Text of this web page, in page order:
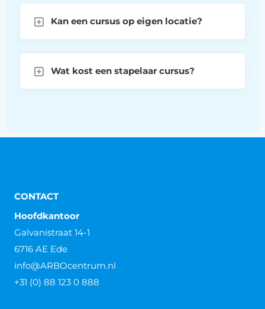
Kan een cursus op eigen locatie?
Wat kost een stapelaar cursus?
CONTACT
Hoofdkantoor
Galvanistraat 14-1
6716 AE Ede
info@ARBOcentrum.nl
+31 (0) 88 123 0 888